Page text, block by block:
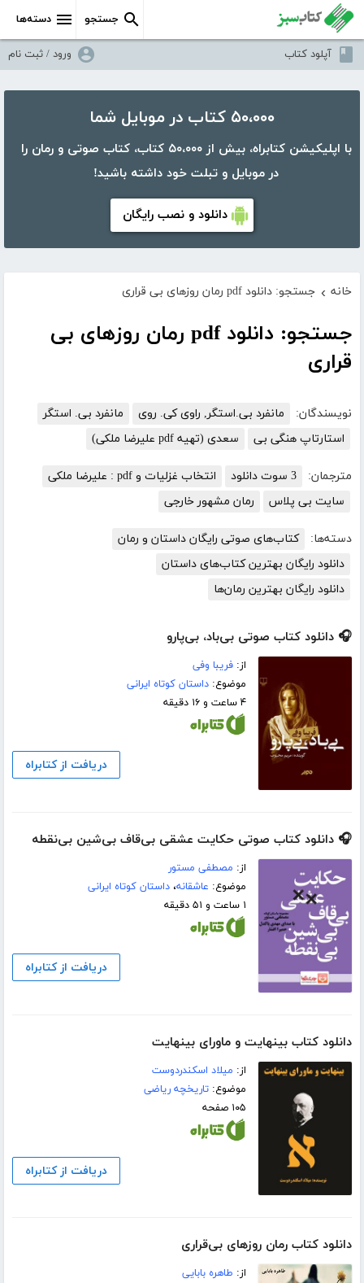
دسته‌ها جستجو
آپلود کتاب ورود / ثبت نام
۵۰،۰۰۰ کتاب در موبایل شما
با اپلیکیشن کتابراه، بیش از ۵۰،۰۰۰ کتاب، کتاب صوتی و رمان را
در موبایل و تبلت خود داشته باشید!
دانلود و نصب رایگان
خانه › جستجو: دانلود pdf رمان روزهای بی قراری
جستجو: دانلود pdf رمان روزهای بی
قراری
نویسندگان: مانفرد بی.استگر, راوی کی. روی
مانفرد بی. استگر
استارتاپ هنگی بی
سعدی (تهیه pdf علیرضا ملکی)
مترجمان: 3 سوت دانلود
انتخاب غزلیات و pdf : علیرضا ملکی
سایت بی پلاس
رمان مشهور خارجی
دسته‌ها:
کتاب‌های صوتی رایگان داستان و رمان
دانلود رایگان بهترین کتاب‌های داستان
دانلود رایگان بهترین رمان‌ها
🎧 دانلود کتاب صوتی بی‌باد، بی‌پارو
از:فریبا وفی
موضوع:داستان کوتاه ایرانی
۴ ساعت و ۱۶ دقیقه
دریافت از کتابراه
🎧 دانلود کتاب صوتی حکایت عشقی بی‌قاف بی‌شین بی‌نقطه
از: مصطفی مستور
موضوع: عاشقانه،داستان کوتاه ایرانی
۱ ساعت و ۵۱ دقیقه
دریافت از کتابراه
دانلود کتاب بینهایت و ماورای بینهایت
از: میلاد اسکندردوست
موضوع:تاریخچه ریاضی
۱۰۵ صفحه
دریافت از کتابراه
دانلود کتاب رمان روزهای بی‌قراری
از: طاهره بابایی